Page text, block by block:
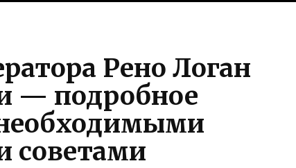
Рено Логан
— подробное
советами